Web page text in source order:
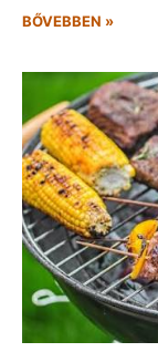
BŐVEBBEN »